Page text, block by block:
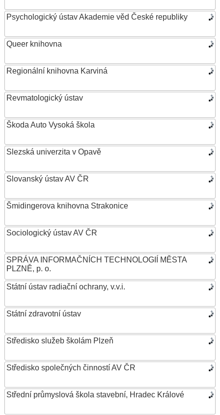
Psychologický ústav Akademie věd České republiky
Queer knihovna
Regionální knihovna Karviná
Revmatologický ústav
Škoda Auto Vysoká škola
Slezská univerzita v Opavě
Slovanský ústav AV ČR
Šmidingerova knihovna Strakonice
Sociologický ústav AV ČR
SPRÁVA INFORMAČNÍCH TECHNOLOGIÍ MĚSTA
PLZNĚ, p. o.
Státní ústav radiační ochrany, v.v.i.
Státní zdravotní ústav
Středisko služeb školám Plzeň
Středisko společných činností AV ČR
Střední průmyslová škola stavební, Hradec Králové